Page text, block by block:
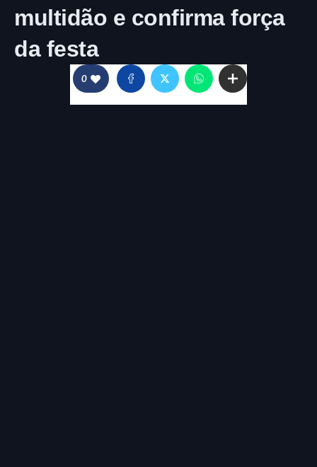
multidão e confirma força
da festa
0